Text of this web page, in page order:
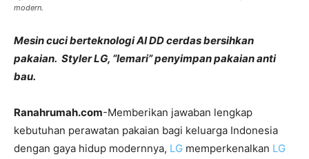
modern.
Mesin cuci berteknologi AI DD cerdas bersihkan
pakaian. Styler LG, “lemari” penyimpan pakaian anti
bau.
Ranahrumah.com-Memberikan jawaban lengkap
kebutuhan perawatan pakaian bagi keluarga Indonesia
dengan gaya hidup modernnya, LG memperkenalkan LG